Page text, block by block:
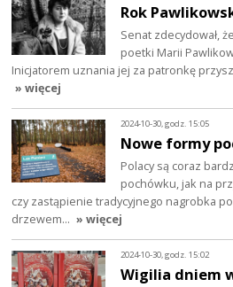
Rok
Senat zdecydował,
poetki Marii
Inicjatorem uznania jej za patronkę
» więcej
2024-10-30, godz. 15:05
Nowe formy
Polacy są coraz
pochówku, jak na
czy zastąpienie tradycyjnego nagrobka
drzewem… » więcej
2024-10-30, godz. 15:02
Wigilia dniem